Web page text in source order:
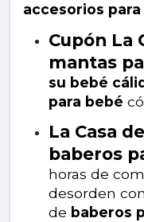
accesorios
Cupón La
mantas
su bebé
para bebé
La Casa
baberos
horas de
desorden
de baberos